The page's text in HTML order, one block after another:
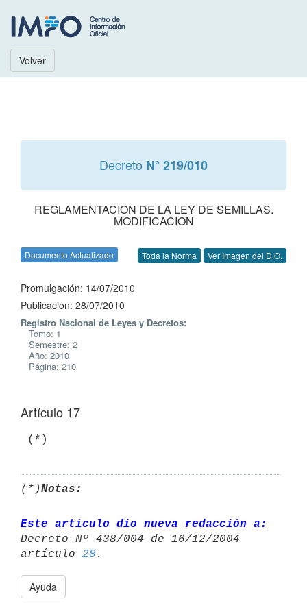
Volver
Decreto N° 219/010
REGLAMENTACION DE LA LEY DE SEMILLAS.
MODIFICACION
Documento Actualizado Toda la Norma Ver Imagen del D.O.
Promulgación: 14/07/2010
Publicación: 28/07/2010
Registro Nacional de Leyes y Decretos:
Tomo: 1
Semestre: 2
Año: 2010
Página: 210
Artículo 17
(*)Notas:
Este artículo dio nueva redacción a:
Decreto Nº 438/004 de 16/12/2004
artículo 28
Ayuda